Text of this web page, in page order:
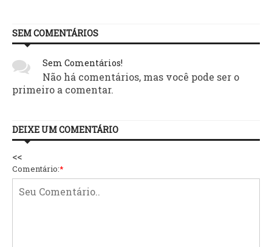
SEM COMENTÁRIOS
Sem Comentários!
Não há comentários, mas você pode ser o
primeiro a comentar.
DEIXE UM COMENTÁRIO
<<
Comentário:*